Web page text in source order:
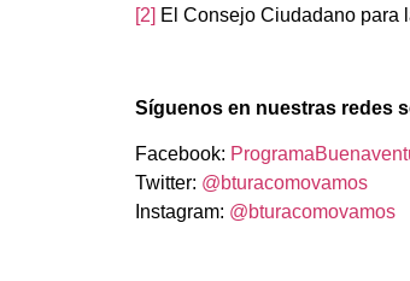
[2] El Consejo Ciudadano para
Síguenos en nuestras redes
Facebook:
Twitter: @bturacomovamos
Instagram: @bturacomovamos